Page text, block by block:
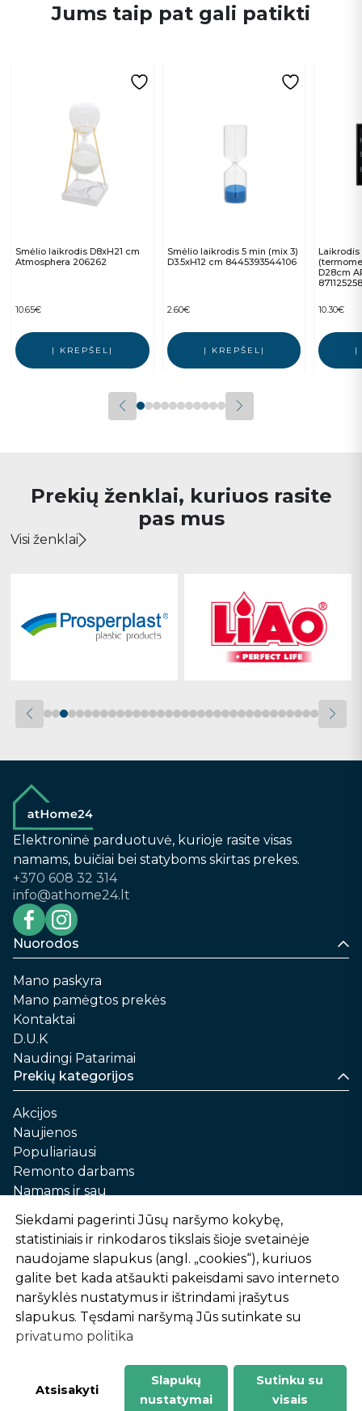
Jums taip pat gali patikti
Smėlio laikrodis D8xH21 cm
Atmosphera 206262
10.65€
Į KREPŠELĮ
Smėlio laikrodis 5 min (mix 3)
D3.5xH12 cm 8445393544106
2.60€
Į KREPŠELĮ
Laikrodis
D28cm
10.30€
Į
Prekių ženklai, kuriuos rasite
pas mus
Visi ženklai
Elektroninė parduotuvė, kurioje rasite visas
namams, buičiai bei statyboms skirtas prekes.
+370 608 32 314
info@athome24.lt
Nuorodos
Mano paskyra
Mano pamėgtos prekės
Kontaktai
D.U.K
Naudingi Patarimai
Prekių kategorijos
Akcijos
Naujienos
Populiariausi
Remonto darbams
Namams ir sau
Automobilių priežiūrai
Sodui ir daržui
Informacija
Apie mus
Prekių pirkimo – pardavimo taisyklės
Prekių pristatymas ir atsiėmimas
Garantinis aptarnavimas ir prekių grąžinimas
Privatumo politika
-
1
2
%
n
u
o
l
a
i
d
Siekdami pagerinti Jūsų naršymo kokybę,
statistiniais ir rinkodaros tikslais šioje svetainėje
naudojame slapukus (angl. „cookies“), kuriuos
galite bet kada atšaukti pakeisdami savo interneto
naršyklės nustatymus ir ištrindami įrašytus
slapukus. Tęsdami naršymą Jūs sutinkate su
privatumo politika
Atsisakyti
Slapukų
nustatymai
Sutinku su
visais